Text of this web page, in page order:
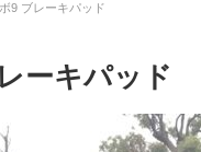
9 ブレーキパッド
ーキパッド